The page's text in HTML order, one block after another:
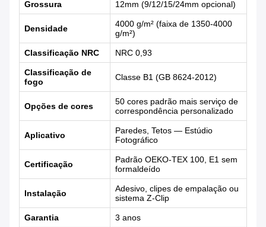
Grossura 12mm (9/12/15/24mm opcional)
Densidade
4000 g/m² (faixa de 1350-4000
g/m²)
Classificação NRC NRC 0,93
Classificação de
fogo
Classe B1 (GB 8624-2012)
Opções de cores
50 cores padrão mais serviço de
correspondência personalizado
Aplicativo
Paredes, Tetos — Estúdio
Fotográfico
Certificação
Padrão OEKO-TEX 100, E1 sem
formaldeído
Instalação
Adesivo, clipes de empalação ou
sistema Z-Clip
Garantia
3 anos